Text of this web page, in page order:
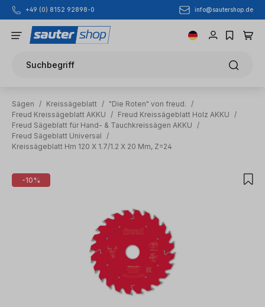
Zum Hauptinhalt springen
+49 (0) 8152 92898-0 info@sautershop.de
Suchbegriff
Sägen / Kreissägeblatt / "Die Roten" von freud.
/
Freud Kreissägeblatt AKKU
/ Freud Kreissägeblatt Holz AKKU
/
Freud Sägeblatt für Hand- & Tauchkreissägen AKKU
/
Freud Sägeblatt Universal
/
Kreissägeblatt Hm 120 X 1.7/1.2 X 20 Mm, Z=24
Bildergalerie überspringen
-10%